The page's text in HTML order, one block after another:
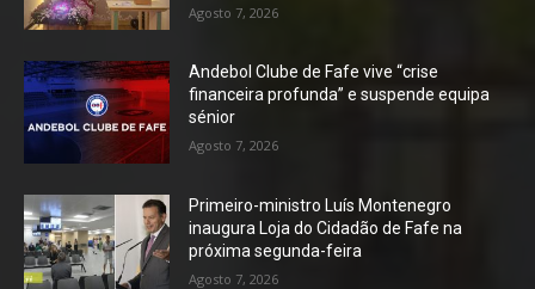
Agosto 7, 2026
Andebol Clube de Fafe vive “crise
financeira profunda” e suspende equipa
sénior
Agosto 7, 2026
Primeiro-ministro Luís Montenegro
inaugura Loja do Cidadão de Fafe na
próxima segunda-feira
Agosto 7, 2026